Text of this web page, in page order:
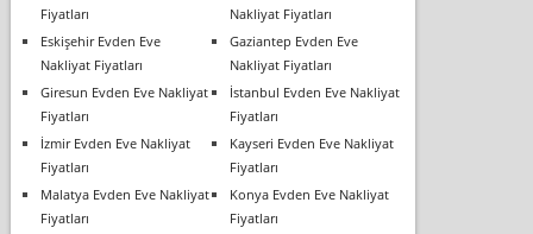
Fiyatları
Nakliyat Fiyatları
Eskişehir Evden Eve
Nakliyat Fiyatları
Gaziantep Evden Eve
Nakliyat Fiyatları
Giresun Evden Eve Nakliyat
Fiyatları
İstanbul Evden Eve Nakliyat
Fiyatları
İzmir Evden Eve Nakliyat
Fiyatları
Kayseri Evden Eve Nakliyat
Fiyatları
Malatya Evden Eve Nakliyat
Fiyatları
Konya Evden Eve Nakliyat
Fiyatları